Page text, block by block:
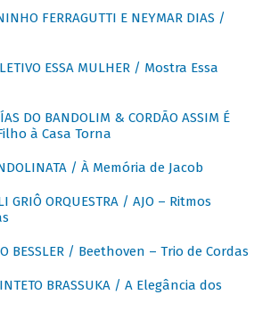
FERRAGUTTI E NEYMAR DIAS /
ESSA MULHER / Mostra Essa
DO BANDOLIM & CORDÃO ASSIM É
à Casa Torna
/ À Memória de Jacob
GRIÔ ORQUESTRA / AJO – Ritmos
BESSLER / Beethoven – Trio de Cordas
BRASSUKA / A Elegância dos